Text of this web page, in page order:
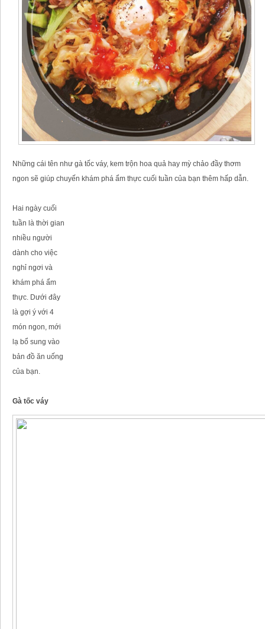
Những cái tên như gà tốc váy, kem trộn hoa quả hay mỳ chảo đầy thơm
ngon sẽ giúp chuyến khám phá ẩm thực cuối tuần của bạn thêm hấp dẫn.
Hai ngày cuối
tuần là thời gian
nhiều người
dành cho việc
nghỉ ngơi và
khám phá ẩm
thực. Dưới đây
là gợi ý với 4
món ngon, mới
lạ bổ sung vào
bản đồ ăn uống
của bạn.
Gà tốc váy